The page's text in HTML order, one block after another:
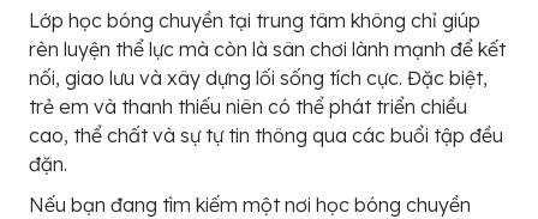
Lớp học bóng chuyền tại trung tâm không chỉ giúp
rèn luyện thể lực mà còn là sân chơi lành mạnh để kết
nối, giao lưu và xây dựng lối sống tích cực. Đặc biệt,
trẻ em và thanh thiếu niên có thể phát triển chiều
cao, thể chất và sự tự tin thông qua các buổi tập đều
đặn.
Nếu bạn đang tìm kiếm một nơi học bóng chuyền